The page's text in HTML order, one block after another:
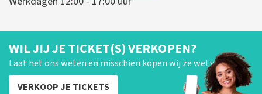
WIL JIJ JE TICKET(S) VERKOPEN?
Laat het ons weten en misschien kopen wij ze wel van je!
VERKOOP JE TICKETS